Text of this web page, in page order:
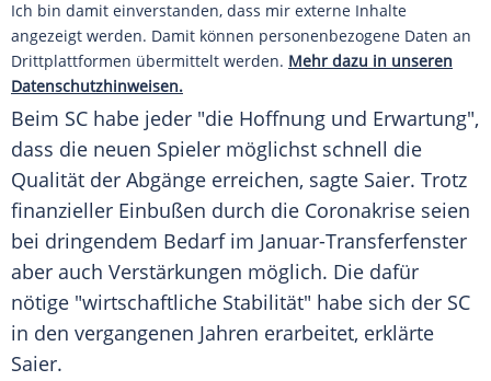
Ich bin damit einverstanden, dass mir externe Inhalte
angezeigt werden. Damit können personenbezogene Daten an
Drittplattformen übermittelt werden. Mehr dazu in unseren
Datenschutzhinweisen.
Beim SC habe jeder "die Hoffnung und Erwartung",
dass die neuen Spieler möglichst schnell die
Qualität der Abgänge erreichen, sagte Saier. Trotz
finanzieller Einbußen durch die Coronakrise seien
bei dringendem Bedarf im Januar-Transferfenster
aber auch Verstärkungen möglich. Die dafür
nötige "wirtschaftliche Stabilität" habe sich der SC
in den vergangenen Jahren erarbeitet, erklärte
Saier.